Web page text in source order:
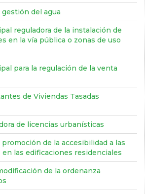
del agua
reguladora de la instalación de
en la vía pública o zonas de uso
para la regulación de la venta
de Viviendas Tasadas
de licencias urbanísticas
de la accesibilidad a las
las edificaciones residenciales
de la ordenanza